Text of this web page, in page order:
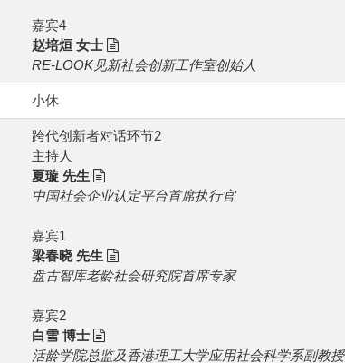
嘉宾4
赵培烜 女士
RE-LOOK见新社会创新工作室创始人
小休
跨代创新者对话环节2
主持人
夏璇 先生
中国社会企业认定平台首席执行官
嘉宾1
梁春晓 先生
盘古智库老龄社会研究院首席专家
嘉宾2
白雪 博士
活龄学院总监及香港理工大学应用社会科学系副教授